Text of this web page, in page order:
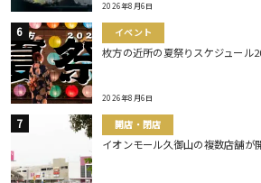
2026年8月6日
イベント
枚方の近所の夏祭りスケジュール
2026年8月6日
開店・閉店
イオンモール久御山の複数店舗が